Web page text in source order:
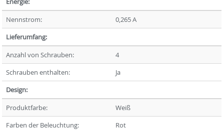
Nennstrom:
0,265 A
Lieferumfang:
Anzahl von Schrauben:
4
Schrauben enthalten:
Ja
Design:
Produktfarbe:
Weiß
Farben der Beleuchtung:
Rot